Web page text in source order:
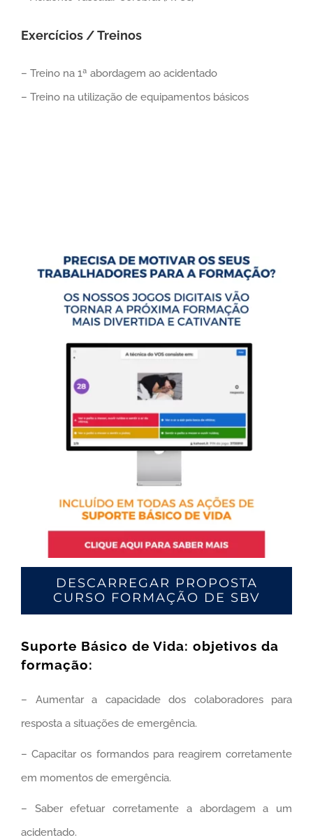
Exercícios / Treinos
– Treino na 1ª abordagem ao acidentado
– Treino na utilização de equipamentos básicos
DESCARREGAR PROPOSTA
CURSO FORMAÇÃO DE SBV
Suporte Básico de Vida: objetivos da
formação:
– Aumentar a capacidade dos colaboradores para
resposta a situações de emergência.
– Capacitar os formandos para reagirem corretamente
em momentos de emergência.
– Saber efetuar corretamente a abordagem a um
acidentado.